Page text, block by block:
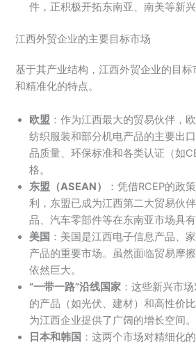
件，正积极开拓东南亚、南美等新兴
江西外贸企业的主要目标市场
基于其产业结构，江西外贸企业的目
和精准化的特点。
欧盟 ：作为江西最大的贸易伙伴，
纺织服装和部分机电产品的主要出
品质量、环保标准和各类认证（如
格。
东盟（ASEAN）
：凭借RCEP的政
利，东盟已成为江西第二大贸易伙
品、汽车零部件等在东南亚市场具有
美国 ：美国是江西电子信息产品、
产品的重要市场。虽然面临贸易摩
依然巨大。
“一带一路”沿线国家 ：这些新兴市
的产品（如光伏、建材）和高性价
为江西企业提供了广阔的增长空间。
日本和韩国 ：这两个市场对精细化